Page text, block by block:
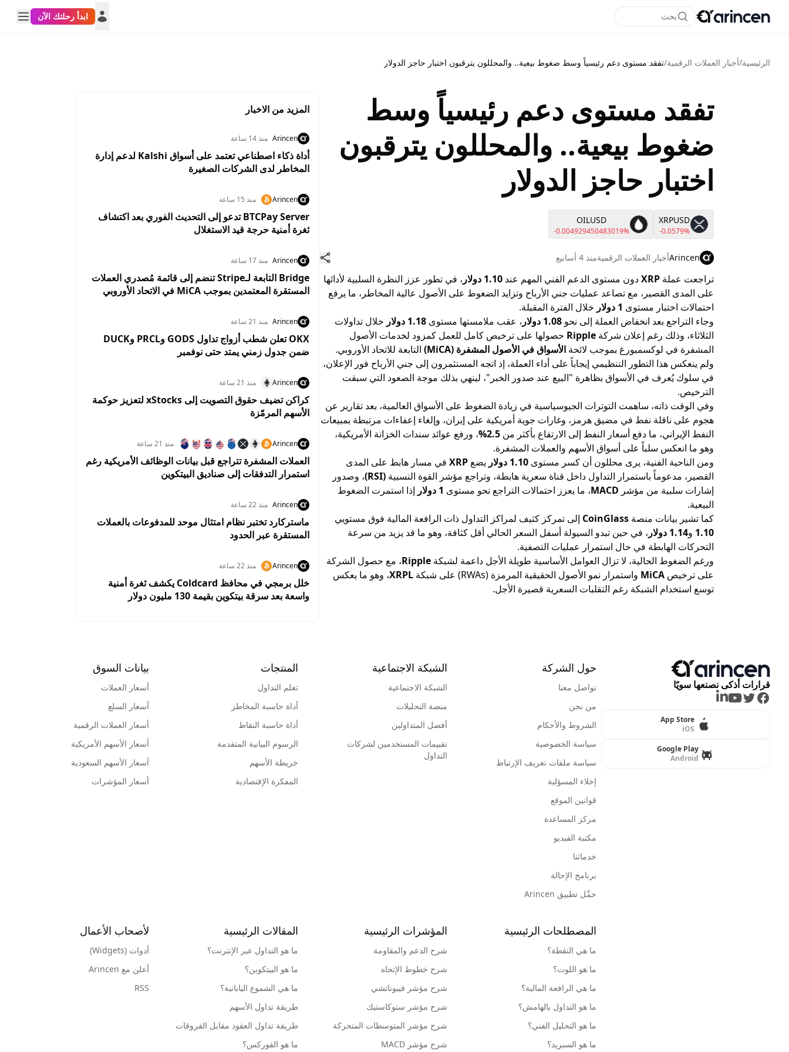
بحث ابدأ رحلتك الآن
الرئيسية/أخبار العملات الرقمية/تفقد مستوى دعم رئيسياً وسط ضغوط بيعية.. والمحللون يترقبون اختبار حاجز الدولار
تفقد مستوى دعم رئيسياً وسط
ضغوط بيعية.. والمحللون يترقبون
اختبار حاجز الدولار
XRPUSD
-0.0579%
OILUSD
-0.004929450483019%
Arincenأخبار العملات الرقميةمنذ 4 أسابيع
تراجعت عملة XRPدون مستوى الدعم الفني المهم عند 1.10 دولار
، في تطور عزز النظرة السلبية لأدائها
على المدى القصير، مع تصاعد عمليات جني الأرباح وتزايد الضغوط على الأصول عالية المخاطر، ما يرفع
احتمالات اختبار مستوى 1 دولار
خلال الفترة المقبلة.
وجاء التراجع بعد انخفاض العملة إلى نحو 1.08 دولار ، عقب ملامستها مستوى 1.18 دولار
خلال تداولات
الثلاثاء، وذلك رغم إعلان شركة Ripple حصولها على ترخيص كامل للعمل كمزود لخدمات الأصول
المشفرة في لوكسمبورغ بموجب لائحة الأسواق في الأصول المشفرة (MiCA)
التابعة للاتحاد الأوروبي.
ولم ينعكس هذا التطور التنظيمي إيجاباً على أداء العملة، إذ اتجه المستثمرون إلى جني الأرباح فور الإعلان،
في سلوك يُعرف في الأسواق بظاهرة "البيع عند صدور الخبر"، لينهي بذلك موجة الصعود التي سبقت
الترخيص.
وفي الوقت ذاته، ساهمت التوترات الجيوسياسية في زيادة الضغوط على الأسواق العالمية، بعد تقارير عن
هجوم على ناقلة نفط في مضيق هرمز، وغارات جوية أمريكية على إيران، وإلغاء إعفاءات مرتبطة بمبيعات
النفط الإيراني، ما دفع أسعار النفط إلى الارتفاع بأكثر من 2.5%
، ورفع عوائد سندات الخزانة الأمريكية،
وهو ما انعكس سلباً على أسواق الأسهم والعملات المشفرة.
ومن الناحية الفنية، يرى محللون أن كسر مستوى 1.10 دولار يضع XRP في مسار هابط على المدى
القصير، مدعوماً باستمرار التداول داخل قناة سعرية هابطة، وتراجع مؤشر القوة النسبية (RSI)
، وصدور
إشارات سلبية من مؤشر MACD، ما يعزز احتمالات التراجع نحو مستوى 1 دولار
إذا استمرت الضغوط
البيعية.
كما تشير بيانات منصة CoinGlass إلى تمركز كثيف لمراكز التداول ذات الرافعة المالية فوق مستويي
1.10 و1.14 دولار
، في حين تبدو السيولة أسفل السعر الحالي أقل كثافة، وهو ما قد يزيد من سرعة
التحركات الهابطة في حال استمرار عمليات التصفية.
ورغم الضغوط الحالية، لا تزال العوامل الأساسية طويلة الأجل داعمة لشبكة Ripple، مع حصول الشركة
على ترخيص MiCA واستمرار نمو الأصول الحقيقية المرمزة (RWAs) على شبكة XRPL، وهو ما يعكس
توسع استخدام الشبكة رغم التقلبات السعرية قصيرة الأجل.
المزيد من الاخبار
Arincen منذ 14 ساعة
أداة ذكاء اصطناعي تعتمد على أسواق Kalshi لدعم إدارة
المخاطر لدى الشركات الصغيرة
Arincen منذ 15 ساعة
BTCPay Server تدعو إلى التحديث الفوري بعد اكتشاف
ثغرة أمنية حرجة قيد الاستغلال
Arincen منذ 17 ساعة
Bridge التابعة لـStripe تنضم إلى قائمة مُصدري العملات
المستقرة المعتمدين بموجب MiCA في الاتحاد الأوروبي
Arincen منذ 21 ساعة
OKX تعلن شطب أزواج تداول GODS وPRCL وDUCK
ضمن جدول زمني يمتد حتى نوفمبر
Arincen منذ 21 ساعة
كراكن تضيف حقوق التصويت إلى xStocks لتعزيز حوكمة
الأسهم المرمّزة
Arincen منذ 21 ساعة
العملات المشفرة تتراجع قبل بيانات الوظائف الأمريكية رغم
استمرار التدفقات إلى صناديق البيتكوين
Arincen منذ 22 ساعة
ماستركارد تختبر نظام امتثال موحد للمدفوعات بالعملات
المستقرة عبر الحدود
Arincen منذ 22 ساعة
خلل برمجي في محافظ Coldcard يكشف ثغرة أمنية
واسعة بعد سرقة بيتكوين بقيمة 130 مليون دولار
قرارات أذكى نصنعها سويًا
Facebook
Twitter
Youtube
LinkedIn
App Store
iOS
Google Play
Android
حول الشركة
تواصل معنا
من نحن
الشروط والأحكام
سياسة الخصوصية
سياسة ملفات تعريف الإرتباط
إخلاء المسؤلية
قوانين الموقع
مركز المساعدة
مكتبة الفيديو
خدماتنا
برنامج الإحالة
حمِّل تطبيق Arincen
الشبكة الاجتماعية
الشبكة الاجتماعية
منصة التحليلات
أفضل المتداولين
تقييمات المستخدمين لشركات
التداول
المنتجات
تعلم التداول
أداة حاسبة المخاطر
أداة حاسبة النقاط
الرسوم البيانية المتقدمة
خريطة الأسهم
المفكرة الإقتصادية
بيانات السوق
أسعار العملات
أسعار السلع
أسعار العملات الرقمية
أسعار الأسهم الأمريكية
أسعار الأسهم السعودية
أسعار المؤشرات
المصطلحات الرئيسية
ما هي النقطة؟
ما هو اللوت؟
ما هي الرافعة المالية؟
ما هو التداول بالهامش؟
ما هو التحليل الفني؟
ما هو السبريد؟
المؤشرات الرئيسية
شرح الدعم والمقاومة
شرح خطوط الإتجاه
شرح مؤشر فيبوناتشي
شرح مؤشر ستوكاستيك
شرح مؤشر المتوسطات المتحركة
شرح مؤشر MACD
المقالات الرئيسية
ما هو التداول عبر الإنترنت؟
ما هو البيتكوين؟
ما هي الشموع اليابانية؟
طريقة تداول الأسهم
طريقة تداول العقود مقابل الفروقات
ما هو الفوركس؟
لأصحاب الأعمال
أدوات (Widgets)
أعلن مع Arincen
RSS